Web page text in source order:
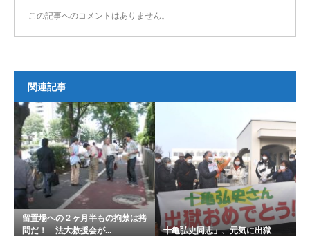
この記事へのコメントはありません。
関連記事
留置場への２ヶ月半もの拘禁は拷
問だ！ 法大救援会が...
十亀弘史同志」、元気に出獄